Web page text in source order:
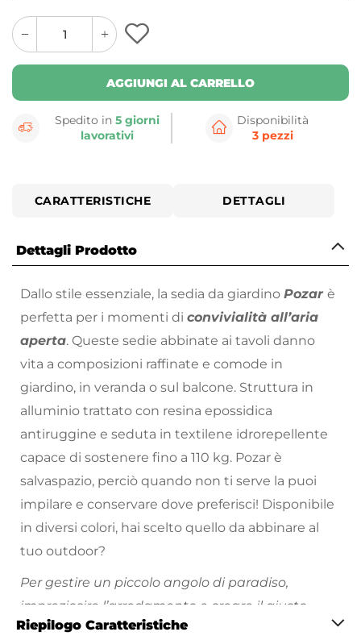
quantity
button
quantity
minus
button
AGGIUNGI AL CARRELLO
Spedito in5 giorni
lavorativi
Disponibilità
3 pezzi
CARATTERISTICHE DETTAGLI
Dettagli Prodotto
Dallo stile essenziale, la sedia da giardino Pozar è
perfetta per i momenti di convivialità all’aria
aperta. Queste sedie abbinate ai tavoli danno
vita a composizioni raffinate e comode in
giardino, in veranda o sul balcone. Struttura in
alluminio trattato con resina epossidica
antiruggine e seduta in textilene idrorepellente
capace di sostenere fino a 110 kg. Pozar è
salvaspazio, perciò quando non ti serve la puoi
impilare e conservare dove preferisci! Disponibile
in diversi colori, hai scelto quello da abbinare al
tuo outdoor?
Per gestire un piccolo angolo di paradiso,
impreziosire l’arredamento e creare il giusto
equilibrio tra estetica, resistenza e leggerezza.
Riepilogo Caratteristiche